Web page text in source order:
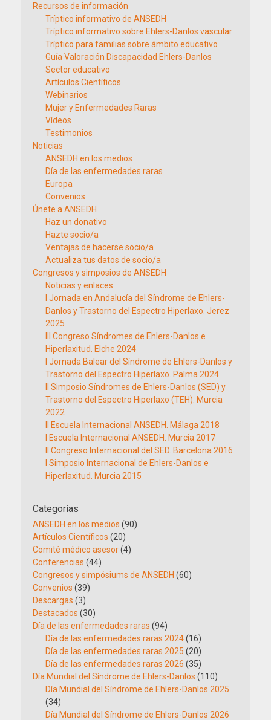
Recursos de información
Tríptico informativo de ANSEDH
Tríptico informativo sobre Ehlers-Danlos vascular
Tríptico para familias sobre ámbito educativo
Guía Valoración Discapacidad Ehlers-Danlos
Sector educativo
Artículos Científicos
Webinarios
Mujer y Enfermedades Raras
Vídeos
Testimonios
Noticias
ANSEDH en los medios
Día de las enfermedades raras
Europa
Convenios
Únete a ANSEDH
Haz un donativo
Hazte socio/a
Ventajas de hacerse socio/a
Actualiza tus datos de socio/a
Congresos y simposios de ANSEDH
Noticias y enlaces
I Jornada en Andalucía del Síndrome de Ehlers-
Danlos y Trastorno del Espectro Hiperlaxo. Jerez
2025
III Congreso Síndromes de Ehlers-Danlos e
Hiperlaxitud. Elche 2024
I Jornada Balear del Síndrome de Ehlers-Danlos y
Trastorno del Espectro Hiperlaxo. Palma 2024
II Simposio Síndromes de Ehlers-Danlos (SED) y
Trastorno del Espectro Hiperlaxo (TEH). Murcia
2022
II Escuela Internacional ANSEDH. Málaga 2018
I Escuela Internacional ANSEDH. Murcia 2017
II Congreso Internacional del SED. Barcelona 2016
I Simposio Internacional de Ehlers-Danlos e
Hiperlaxitud. Murcia 2015
Categorías
ANSEDH en los medios (90)
Artículos Científicos (20)
Comité médico asesor(4)
Conferencias (44)
Congresos y simpósiums de ANSEDH (60)
Convenios (39)
Descargas (3)
Destacados (30)
Día de las enfermedades raras (94)
Día de las enfermedades raras 2024(16)
Día de las enfermedades raras 2025 (20)
Día de las enfermedades raras 2026 (35)
Día Mundial del Síndrome de Ehlers-Danlos (110)
Día Mundial del Síndrome de Ehlers-Danlos 2025
(34)
Día Mundial del Síndrome de Ehlers-Danlos 2026